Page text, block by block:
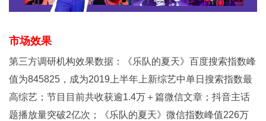
市场效果
第三方调研机构效果数据：《乐队的夏天》百度搜索指数峰
值为845825，成为2019上半年上新综艺中单日搜索指数最
高综艺；节目目前共收获逾1.4万＋篇微信文章；抖音主话
题播放量突破2亿次；《乐队的夏天》微信指数峰值226万